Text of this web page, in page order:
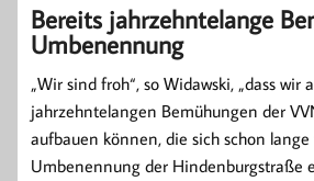
Bereits jahrzehntelange
Umbenennung
„Wir sind froh“, so Widawski, „dass wir
jahrzehntelangen Bemühungen der
aufbauen können, die sich schon
Umbenennung der Hindenburgstraße